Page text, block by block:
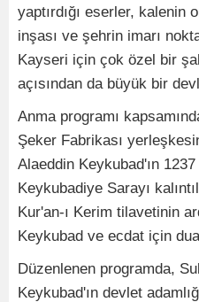
yaptırdığı eserler, kalenin
inşası ve şehrin imarı
Kayseri için çok özel bir
açısından da büyük bir
Anma programı
Şeker Fabrikası
Alaeddin Keykubad'ın
Keykubadiye Sarayı
Kur'an-ı Kerim tilavetinin
Keykubad ve ecdat için
Düzenlenen programda,
Keykubad'ın devlet